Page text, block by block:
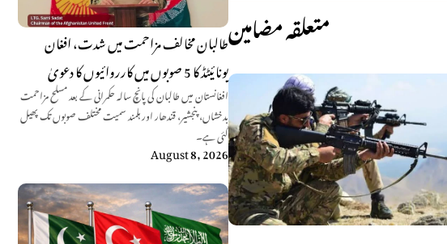
طالبان مخالف مزاحمت میں شدت، افغان
یونائیٹڈ کا 5 صوبوں میں کارروائیوں کا دعویٰ
افغانستان میں طالبان کی پانچ سالہ حکمرانی کے بعد مسلح مزاحمت
بدخشاں، پنجشیر، قندھار اور ہلمند سمیت مختلف صوبوں تک پھیل
گئی ہے۔
August 8, 2026
متعلقہ مضامین